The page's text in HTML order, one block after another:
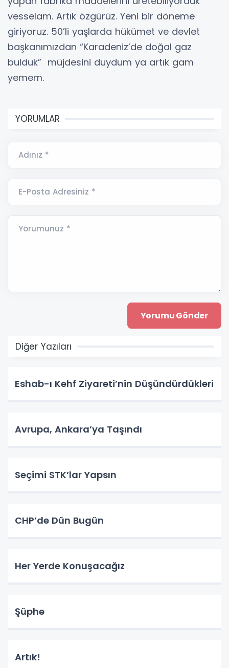
vesselam. Artık özgürüz. Yeni bir döneme
giriyoruz. 50’li yaşlarda hükümet ve devlet
başkanımızdan “Karadeniz’de doğal gaz
bulduk” müjdesini duydum ya artık gam
yemem.
YORUMLAR
Adınız *
E-Posta Adresiniz *
Yorumunuz *
Diğer Yazıları
Eshab-ı Kehf Ziyareti’nin Düşündürdükleri
Avrupa, Ankara’ya Taşındı
Seçimi STK’lar Yapsın
CHP’de Dün Bugün
Her Yerde Konuşacağız
Şüphe
Artık!